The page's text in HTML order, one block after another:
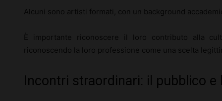
Alcuni sono artisti formati, con un background
È importante riconoscere il loro contributo alla
riconoscendo la loro professione come una scelta
Incontri straordinari: il pubblico e